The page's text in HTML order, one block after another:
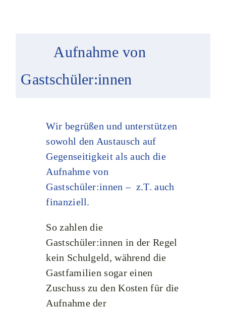
Aufnahme von
Gastschüler:innen
Wir begrüßen und unterstützen
sowohl den Austausch auf
Gegenseitigkeit als auch die
Aufnahme von
Gastschüler:innen – z.T. auch
finanziell.
So zahlen die
Gastschüler:innen in der Regel
kein Schulgeld, während die
Gastfamilien sogar einen
Zuschuss zu den Kosten für die
Aufnahme der